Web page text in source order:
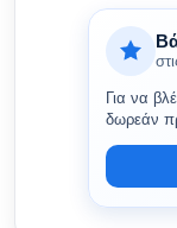
Για να
δωρεάν